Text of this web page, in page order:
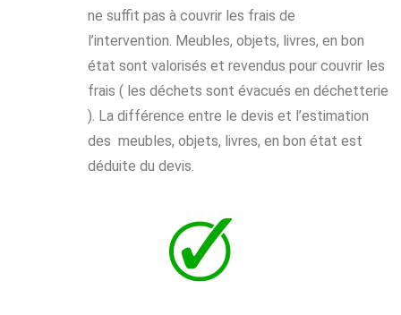
ne suffit pas à couvrir les frais de
l’intervention. Meubles, objets, livres, en bon
état sont valorisés et revendus pour couvrir les
frais ( les déchets sont évacués en déchetterie
). La différence entre le devis et l’estimation
des meubles, objets, livres, en bon état est
déduite du devis.